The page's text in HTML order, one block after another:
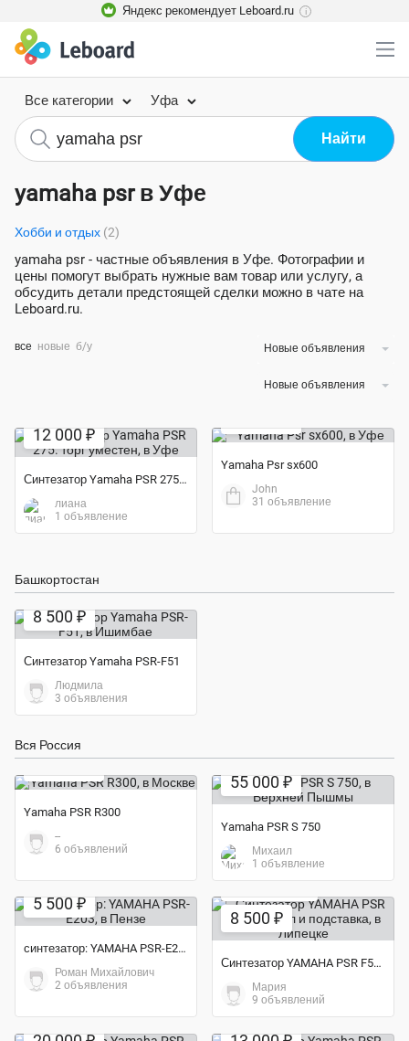
Яндекс рекомендует Leboard.ru i
Все категории Уфа
yamaha psr в Уфе
Хобби и отдых (2)
yamaha psr - частные объявления в Уфе. Фотографии и
цены помогут выбрать нужные вам товар или услугу, а
обсудить детали предстоящей сделки можно в чате на
Leboard.ru.
все новые б/у Новые объявления
Новые объявления
12 000 ₽
Синтезатор Yamaha PSR 275. торг уместен
лиана
1 объявление
Yamaha Psr sx600
John
31 объявление
Башкортостан
8 500 ₽
Синтезатор Yamaha PSR-F51
Людмила
3 объявления
Вся Россия
Yamaha PSR R300
--
6 объявлений
55 000 ₽
Yamaha PSR S 750
Михаил
1 объявление
5 500 ₽
синтезатор: YAMAHA PSR-E203
Роман Михайлович
2 объявления
8 500 ₽
Синтезатор YAMAHA PSR F50 + чехол и подставка
Мария
9 объявлений